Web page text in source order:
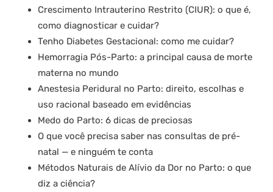
Crescimento Intrauterino Restrito (CIUR): o que é,
como diagnosticar e cuidar?
Tenho Diabetes Gestacional: como me cuidar?
Hemorragia Pós-Parto: a principal causa de morte
materna no mundo
Anestesia Peridural no Parto: direito, escolhas e
uso racional baseado em evidências
Medo do Parto: 6 dicas de preciosas
O que você precisa saber nas consultas de pré-
natal — e ninguém te conta
Métodos Naturais de Alívio da Dor no Parto: o que
diz a ciência?